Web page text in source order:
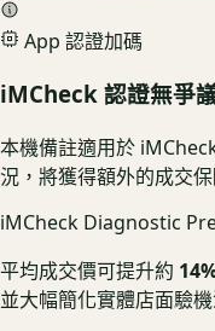
App 認證加碼
iMCheck 認證無爭
本機備註適用於
況，將獲得額外的成交保
iMCheck Diagnostic
平均成交價可提升約
並大幅簡化實體店面驗機